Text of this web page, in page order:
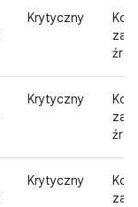
Krytyczny
Krytyczny
Krytyczny